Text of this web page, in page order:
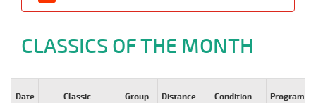
CLASSICS OF THE MONTH
Date Classic Group Distance Condition Program